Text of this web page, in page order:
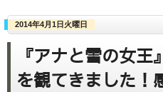
2014年4月1日火曜日
『アナと雪の女王
を観てきました！